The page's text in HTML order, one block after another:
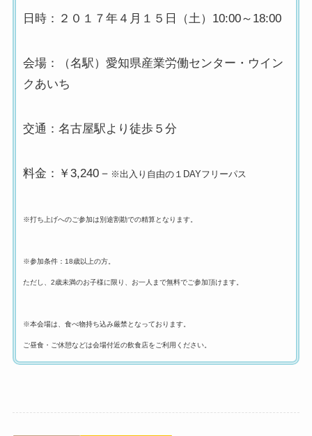
日時：２０１７年４月１５日（土）10:00～18:00
会場：（名駅）愛知県産業労働センター・ウイン
クあいち
交通：名古屋駅より徒歩５分
料金：￥3,240－ ※出入り自由の１DAYフリーパス
※打ち上げへのご参加は別途割勘での精算となります。
※参加条件：18歳以上の方。
ただし、2歳未満のお子様に限り、お一人まで無料でご参加頂けます。
※本会場は、食べ物持ち込み厳禁となっております。
ご昼食・ご休憩などは会場付近の飲食店をご利用ください。